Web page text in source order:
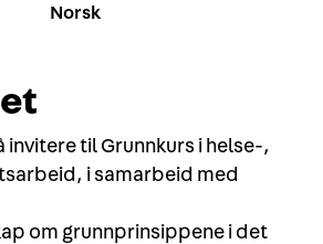
Norsk
invitere til Grunnkurs i helse-,
i samarbeid med
om grunnprinsippene i det